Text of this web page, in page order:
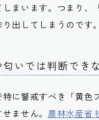
しまいます。つまり、
出してしまうのです。
匂いでは判断でき
特に警戒すべき「黄色
ません。 農林水産省